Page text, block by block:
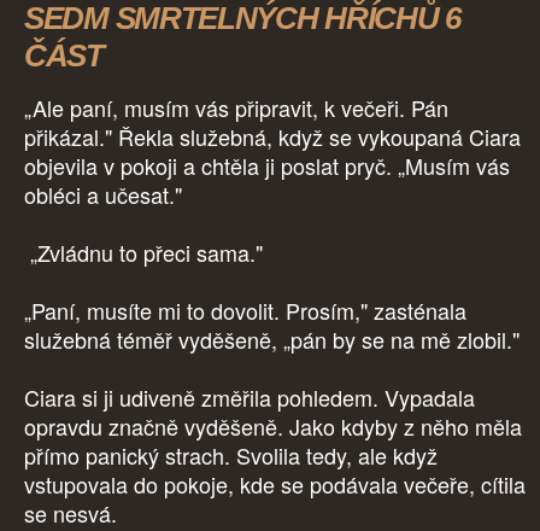
SEDM SMRTELNÝCH HŘÍCHŮ 6
ČÁST
„Ale paní, musím vás připravit, k večeři. Pán
přikázal." Řekla služebná, když se vykoupaná Ciara
objevila v pokoji a chtěla ji poslat pryč. „Musím vás
obléci a učesat."
„Zvládnu to přeci sama."
„Paní, musíte mi to dovolit. Prosím," zasténala
služebná téměř vyděšeně, „pán by se na mě zlobil."
Ciara si ji udiveně změřila pohledem. Vypadala
opravdu značně vyděšeně. Jako kdyby z něho měla
přímo panický strach. Svolila tedy, ale když
vstupovala do pokoje, kde se podávala večeře, cítila
se nesvá.